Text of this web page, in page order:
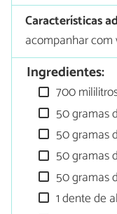
Características
acompanhar com
Ingredientes:
700
50 gramas
50 gramas
50 gramas
50 gramas
1 dente de